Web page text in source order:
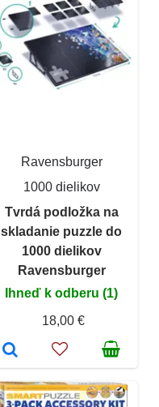
Ravensburger
1000 dielikov
Tvrdá podložka na
skladanie puzzle do
1000 dielikov
Ravensburger
Ihneď k odberu (1)
18,00 €